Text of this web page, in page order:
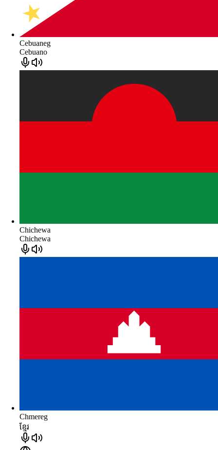
Cebuaneg
Cebuano
Chichewa
Chichewa
Chmereg
ខ្មែរ